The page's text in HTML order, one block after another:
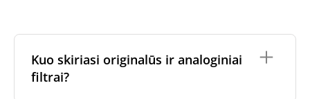
Kuo skiriasi originalūs ir analoginiai
filtrai?